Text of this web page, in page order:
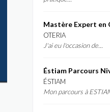
OTERIA
J'ai eu l'occasion de...
ÉSTIAM
Mon parcours à